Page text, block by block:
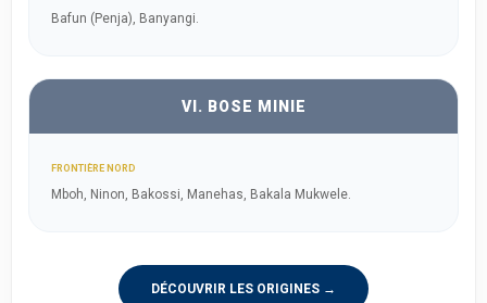
Bafun (Penja), Banyangi.
VI. BOSE MINIE
FRONTIÈRE NORD
Mboh, Ninon, Bakossi, Manehas, Bakala Mukwele.
DÉCOUVRIR LES ORIGINES →